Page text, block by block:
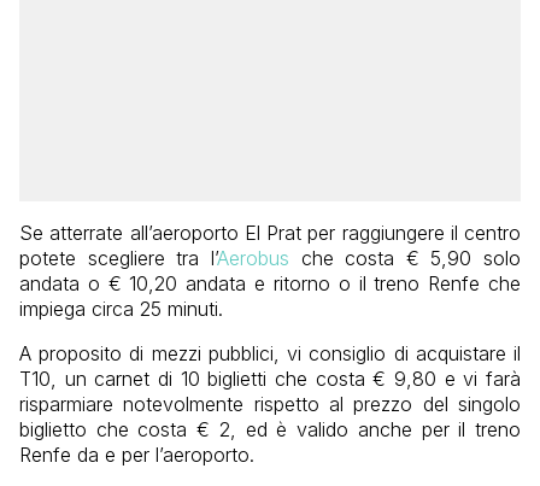
Se atterrate all’aeroporto El Prat per raggiungere il centro
potete scegliere tra l’Aerobus che costa € 5,90 solo
andata o € 10,20 andata e ritorno o il treno Renfe che
impiega circa 25 minuti.
A proposito di mezzi pubblici, vi consiglio di acquistare il
T10, un carnet di 10 biglietti che costa € 9,80 e vi farà
risparmiare notevolmente rispetto al prezzo del singolo
biglietto che costa € 2, ed è valido anche per il treno
Renfe da e per l’aeroporto.